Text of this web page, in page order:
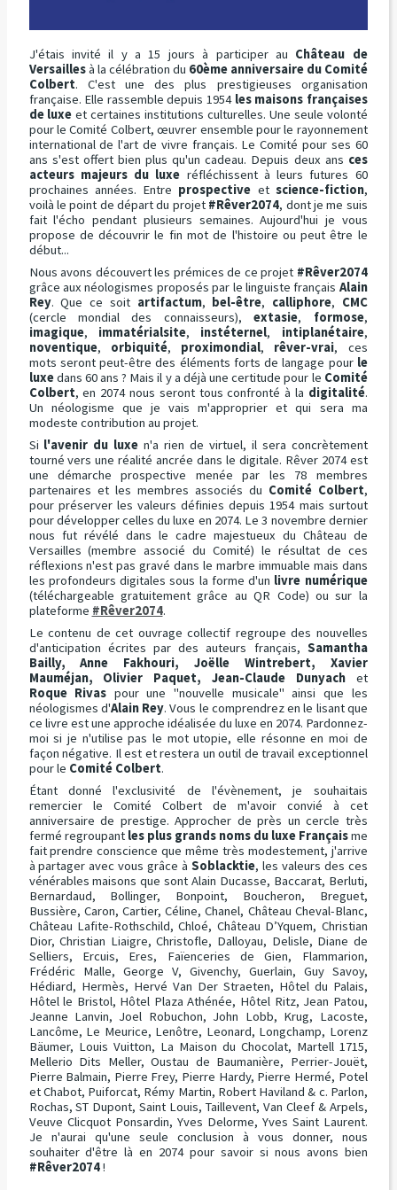
J'étais invité il y a 15 jours à participer au Château de
Versaillesà la célébration du 60ème anniversaire du Comité
Colbert. C'est une des plus prestigieuses organisation
française. Elle rassemble depuis 1954 les maisons françaises
de luxe et certaines institutions culturelles. Une seule volonté
pour le Comité Colbert, œuvrer ensemble pour le rayonnement
international de l'art de vivre français. Le Comité pour ses 60
ans s'est offert bien plus qu'un cadeau. Depuis deux ans ces
acteurs majeurs du luxe réfléchissent à leurs futures 60
prochaines années. Entre prospective et science-fiction,
voilà le point de départ du projet #Rêver2074, dont je me suis
fait l'écho pendant plusieurs semaines. Aujourd'hui je vous
propose de découvrir le fin mot de l'histoire ou peut être le
début...
Nous avons découvert les prémices de ce projet #Rêver2074
grâce aux néologismes proposés par le linguiste français Alain
Rey. Que ce soit artifactum, bel-être, calliphore, CMC
(cercle mondial des connaisseurs),extasie, formose,
imagique, immatérialsite, instéternel, intiplanétaire,
noventique, orbiquité, proximondial, rêver-vrai, ces
mots seront peut-être des éléments forts de langage pour le
luxedans 60 ans ? Mais il y a déjà une certitude pour le Comité
Colbert, en 2074 nous seront tous confronté à la digitalité.
Un néologisme que je vais m'approprier et qui sera ma
modeste contribution au projet.
Si l'avenir du luxe n'a rien de virtuel, il sera concrètement
tourné vers une réalité ancrée dans le digitale. Rêver 2074 est
une démarche prospective menée par les 78 membres
partenaires et les membres associés du Comité Colbert,
pour préserver les valeurs définies depuis 1954 mais surtout
pour développer celles du luxe en 2074. Le 3 novembre dernier
nous fut révélé dans le cadre majestueux du Château de
Versailles (membre associé du Comité) le résultat de ces
réflexions n'est pas gravé dans le marbre immuable mais dans
les profondeurs digitales sous la forme d'un livre numérique
(téléchargeable gratuitement grâce au QR Code) ou sur la
plateforme #Rêver2074.
Le contenu de cet ouvrage collectif regroupe des nouvelles
d'anticipation écrites par des auteurs français, Samantha
Bailly, Anne Fakhouri, Joëlle Wintrebert, Xavier
Mauméjan, Olivier Paquet, Jean-Claude Dunyachet
Roque Rivas pour une "nouvelle musicale" ainsi que les
néologismes d'Alain Rey. Vous le comprendrez en le lisant que
ce livre est une approche idéalisée du luxe en 2074. Pardonnez-
moi si je n'utilise pas le mot utopie, elle résonne en moi de
façon négative. Il est et restera un outil de travail exceptionnel
pour le Comité Colbert.
Étant donné l'exclusivité de l'évènement, je souhaitais
remercier le Comité Colbert de m'avoir convié à cet
anniversaire de prestige. Approcher de près un cercle très
fermé regroupant les plus grands noms du luxe Françaisme
fait prendre conscience que même très modestement, j'arrive
à partager avec vous grâce àSoblacktie, les valeurs des ces
vénérables maisons que sont Alain Ducasse, Baccarat, Berluti,
Bernardaud, Bollinger, Bonpoint, Boucheron, Breguet,
Bussière, Caron, Cartier, Céline, Chanel, Château Cheval-Blanc,
Château Lafite-Rothschild, Chloé, Château D’Yquem, Christian
Dior, Christian Liaigre, Christofle, Dalloyau, Delisle, Diane de
Selliers, Ercuis, Eres, Faïenceries de Gien, Flammarion,
Frédéric Malle, George V, Givenchy, Guerlain, Guy Savoy,
Hédiard, Hermès, Hervé Van Der Straeten, Hôtel du Palais,
Hôtel le Bristol, Hôtel Plaza Athénée, Hôtel Ritz, Jean Patou,
Jeanne Lanvin, Joel Robuchon, John Lobb, Krug, Lacoste,
Lancôme, Le Meurice, Lenôtre, Leonard, Longchamp, Lorenz
Bäumer, Louis Vuitton, La Maison du Chocolat, Martell 1715,
Mellerio Dits Meller, Oustau de Baumanière, Perrier-Jouët,
Pierre Balmain, Pierre Frey, Pierre Hardy, Pierre Hermé, Potel
et Chabot, Puiforcat, Rémy Martin, Robert Haviland & c. Parlon,
Rochas, ST Dupont, Saint Louis, Taillevent, Van Cleef & Arpels,
Veuve Clicquot Ponsardin, Yves Delorme, Yves Saint Laurent.
Je n'aurai qu'une seule conclusion à vous donner, nous
souhaiter d'être là en 2074 pour savoir si nous avons bien
#Rêver2074!